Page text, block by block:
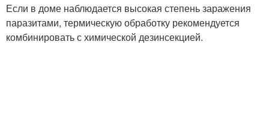
Если в доме наблюдается высокая степень заражения
паразитами, термическую обработку рекомендуется
комбинировать с химической дезинсекцией.